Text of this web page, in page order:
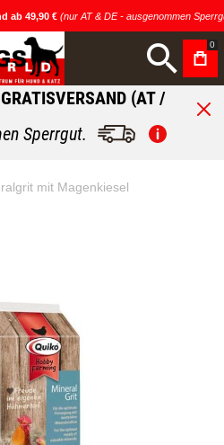
ab 49,90 €(nur AT & DE - ausgenommen
0
GRATISVERSAND (AT /
Sperrgut.
mit Magenkiesel